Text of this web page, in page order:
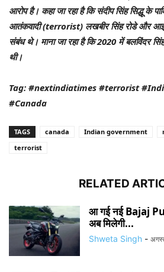
आरोप है। कहा जा रहा है कि संदीप सिंह सिद्धू के
आतंकवादी (terrorist) लखबीर सिंह रोडे और
संबंध थे। माना जा रहा है कि 2020 में बलविंदर
थी।
Tag: #nextindiatimes #terrorist
#Canada
TAGS canada Indian government
terrorist
RELATED
आ गई नई Bajaj
अब मिलेगी...
Shweta Singh -